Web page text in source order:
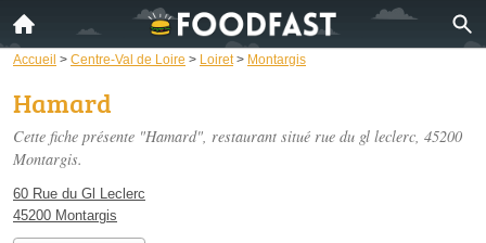
Accueil > Centre-Val de Loire > Loiret > Montargis
Hamard
Cette fiche présente "Hamard", restaurant situé rue du gl leclerc, 45200
Montargis.
60 Rue du Gl Leclerc
45200 Montargis